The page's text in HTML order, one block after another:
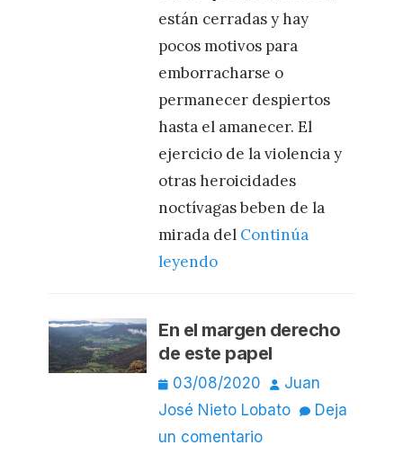
están cerradas y hay
pocos motivos para
emborracharse o
permanecer despiertos
hasta el amanecer. El
ejercicio de la violencia y
otras heroicidades
noctívagas beben de la
mirada del Continúa
leyendo
En el margen derecho
de este papel
Publicado
el
03/08/2020 Autor
Juan
José Nieto Lobato
Deja
un comentario